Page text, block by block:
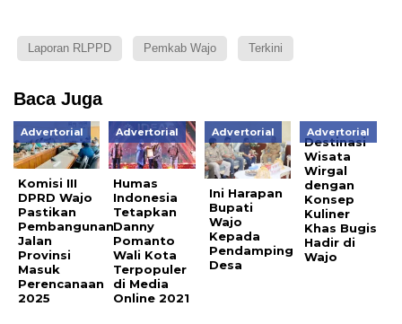
Laporan RLPPD Pemkab Wajo Terkini
Baca Juga
Advertorial
Komisi III
DPRD Wajo
Pastikan
Pembangunan
Jalan
Provinsi
Masuk
Perencanaan
2025
Advertorial
Humas
Indonesia
Tetapkan
Danny
Pomanto
Wali Kota
Terpopuler
di Media
Online 2021
Advertorial
Ini Harapan
Bupati
Wajo
Kepada
Pendamping
Desa
Advertorial
Destinasi
Wisata
Wirgal
dengan
Konsep
Kuliner
Khas Bugis
Hadir di
Wajo